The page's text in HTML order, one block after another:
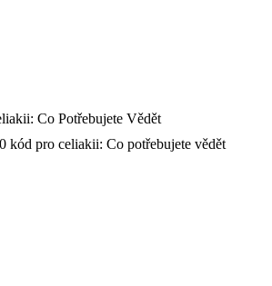
kód pro celiakii: Co potřebujete vědět